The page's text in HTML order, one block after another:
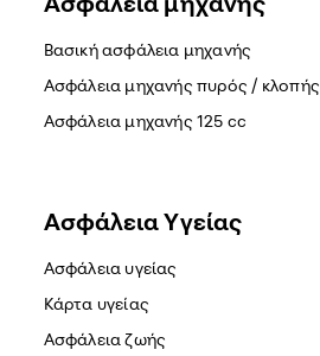
Βασική ασφάλεια μηχανής
Ασφάλεια μηχανής πυρός / κλοπής
Ασφάλεια μηχανής 125 cc
Ασφάλεια Yγείας
Ασφάλεια υγείας
Κάρτα υγείας
Ασφάλεια ζωής